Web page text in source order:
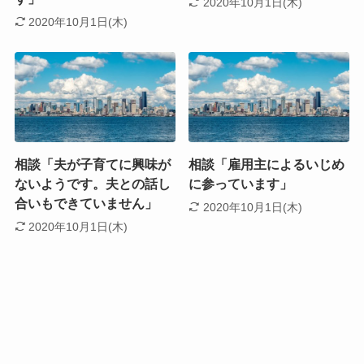
2020年10月1日(木)
相談「夫が子育てに興味が
ないようです。夫との話し
合いもできていません」
2020年10月1日(木)
相談「雇用主によるいじめ
に参っています」
2020年10月1日(木)